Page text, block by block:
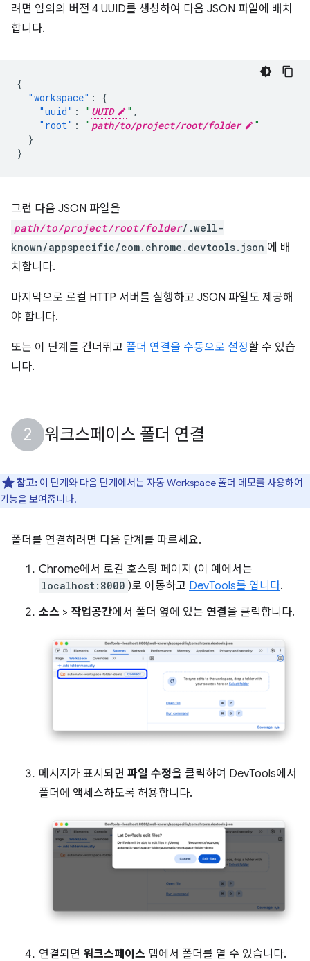
려면 임의의 버전 4 UUID를 생성하여 다음 JSON 파일에 배치
합니다.
{
"workspace" :
{
"uuid" : " UUID " ,
"root" : " path/to/project/root/folder
"
}
}
그런 다음 JSON 파일을
path/to/project/root/folder/.well-
known/appspecific/com.chrome.devtools.json 에 배
치합니다.
마지막으로 로컬 HTTP 서버를 실행하고 JSON 파일도 제공해
야 합니다.
또는 이 단계를 건너뛰고 폴더 연결을 수동으로 설정할 수 있습
니다.
워크스페이스 폴더 연결
참고: 이 단계와 다음 단계에서는자동 Workspace 폴더 데모를 사용하여
기능을 보여줍니다.
폴더를 연결하려면 다음 단계를 따르세요.
Chrome에서 로컬 호스팅 페이지 (이 예에서는
localhost:8000 )로 이동하고 DevTools를 엽니다.
소스 > 작업공간에서 폴더 옆에 있는 연결을 클릭합니다.
메시지가 표시되면 파일 수정을 클릭하여 DevTools에서
폴더에 액세스하도록 허용합니다.
연결되면 워크스페이스 탭에서 폴더를 열 수 있습니다.